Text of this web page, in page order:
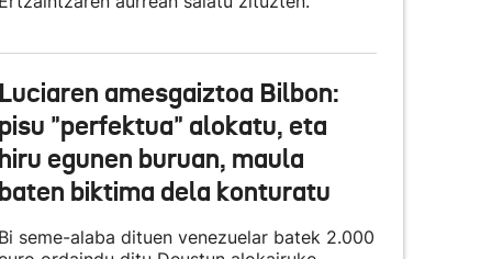
amesgaiztoa Bilbon:
"perfektua" alokatu, eta
egunen buruan, maula
biktima dela konturatu
seme-alaba dituen venezuelar batek 2.000